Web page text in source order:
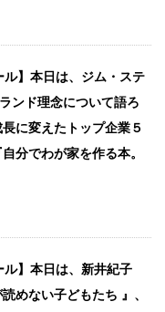
ル】本日は、ジム・ステ
ンド理念について語ろ
に変えたトップ企業５
分でわが家を作る本。
ル】本日は、新井紀子
めない子どもたち 』、